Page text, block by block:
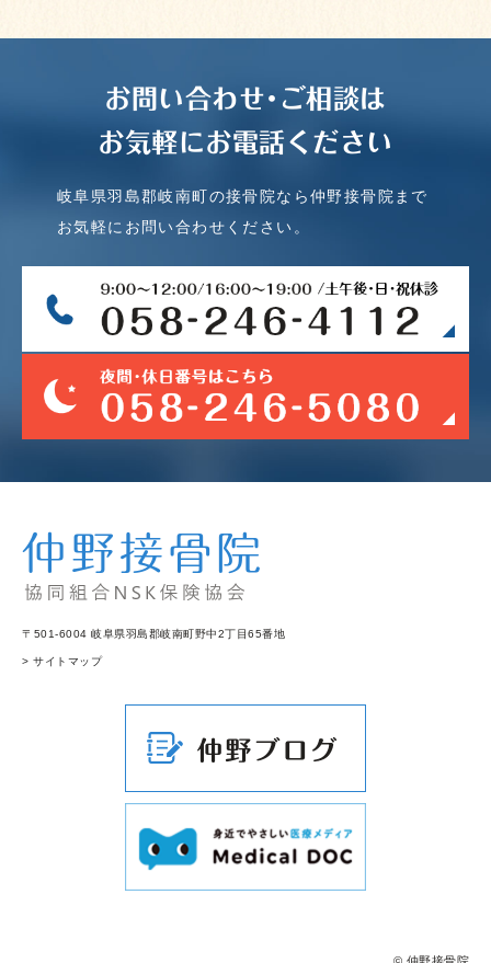
お問い合わせ･ご相談は
お気軽にお電話ください
岐阜県羽島郡岐南町の接骨院なら仲野接骨院まで
お気軽にお問い合わせください。
〒501-6004 岐阜県羽島郡岐南町野中2丁目65番地
> サイトマップ